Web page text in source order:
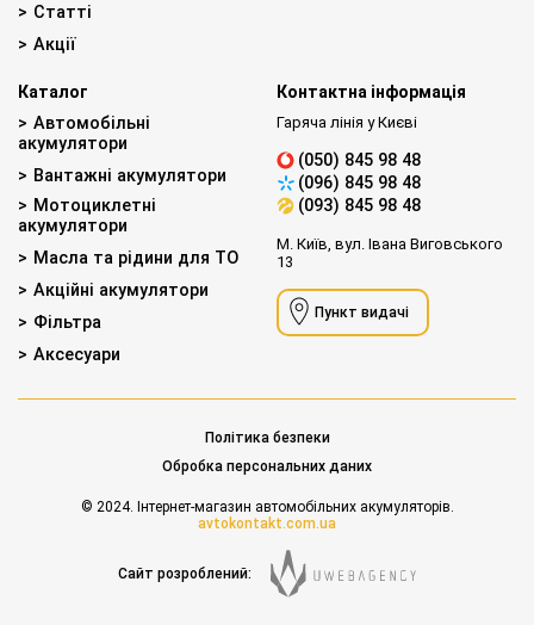
Статті
Акції
Каталог
Автомобільні
акумулятори
Вантажні акумулятори
Мотоциклетні
акумулятори
Масла та рідини для ТО
Акційні акумулятори
Фільтра
Аксесуари
Контактна інформація
Гаряча лінія у Києві
(050) 845 98 48
(096) 845 98 48
(093) 845 98 48
М. Київ, вул. Івана Виговського
13
Пункт видачі
Політика безпеки
Обробка персональних даних
Сайт розроблений:
© 2024. Інтернет-магазин автомобільних акумуляторів.
avtokontakt.com.ua